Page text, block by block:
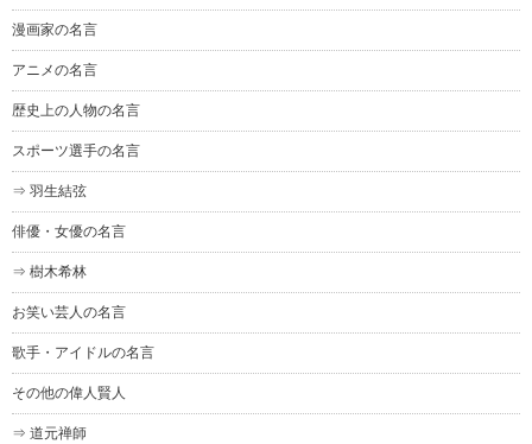
漫画家の名言
アニメの名言
歴史上の人物の名言
スポーツ選手の名言
⇒ 羽生結弦
俳優・女優の名言
⇒ 樹木希林
お笑い芸人の名言
歌手・アイドルの名言
その他の偉人賢人
⇒ 道元禅師